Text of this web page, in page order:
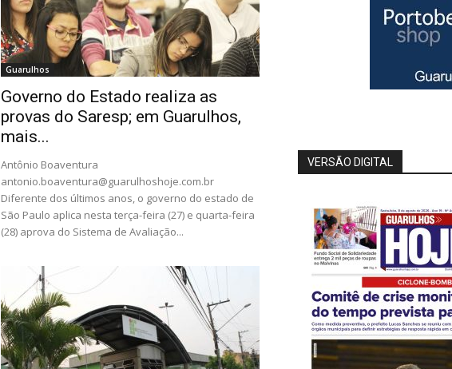
Guarulhos
Governo do Estado realiza as
provas do Saresp; em Guarulhos,
mais...
Antônio Boaventura
antonio.boaventura@guarulhoshoje.com.br
Diferente dos últimos anos, o governo do estado de
São Paulo aplica nesta terça-feira (27) e quarta-feira
(28) aprova do Sistema de Avaliação...
VERSÃO DIGITAL